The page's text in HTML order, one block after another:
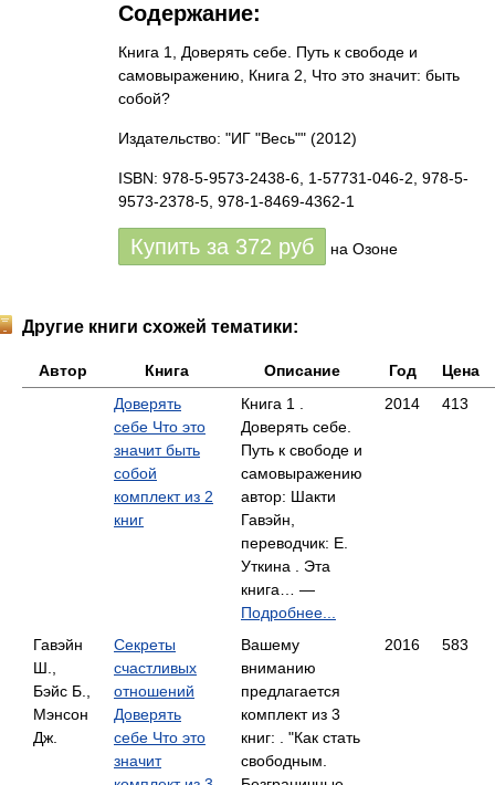
Содержание:
Книга 1, Доверять себе. Путь к свободе и
самовыражению, Книга 2, Что это значит: быть
собой?
Издательство: "ИГ "Весь"" (2012)
ISBN: 978-5-9573-2438-6, 1-57731-046-2, 978-5-
9573-2378-5, 978-1-8469-4362-1
Купить за 372 руб на Озоне
Другие книги схожей тематики:
Автор Книга Описание Год
Цена
Доверять
себе Что это
значит быть
собой
комплект из 2
книг
Книга 1 .
Доверять себе.
Путь к свободе и
самовыражению
автор: Шакти
Гавэйн,
переводчик: Е.
Уткина . Эта
книга… —
Подробнее...
2014 413
Гавэйн
Ш.,
Бэйс Б.,
Мэнсон
Дж.
Секреты
счастливых
отношений
Доверять
себе Что это
значит
Вашему
вниманию
предлагается
комплект из 3
книг: . "Как стать
свободным.
2016 583